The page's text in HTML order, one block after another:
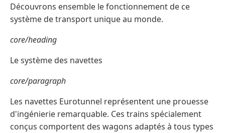
Découvrons ensemble le fonctionnement de ce
système de transport unique au monde.
core/heading
Le système des navettes
core/paragraph
Les navettes Eurotunnel représentent une prouesse
d'ingénierie remarquable. Ces trains spécialement
conçus comportent des wagons adaptés à tous types